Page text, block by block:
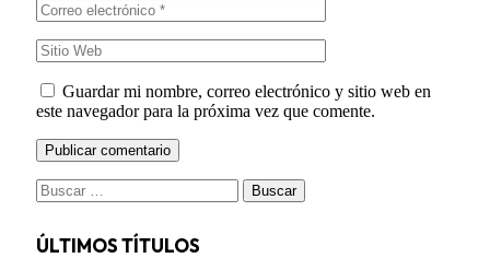
Guardar mi nombre, correo electrónico y sitio web en
este navegador para la próxima vez que comente.
Buscar:
ÚLTIMOS TÍTULOS